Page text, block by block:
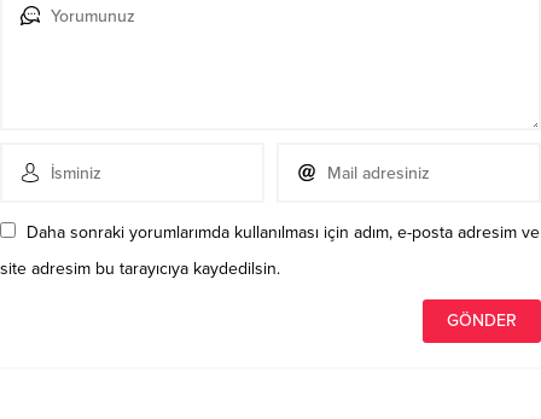
Daha sonraki yorumlarımda kullanılması için adım, e-posta adresim ve
site adresim bu tarayıcıya kaydedilsin.